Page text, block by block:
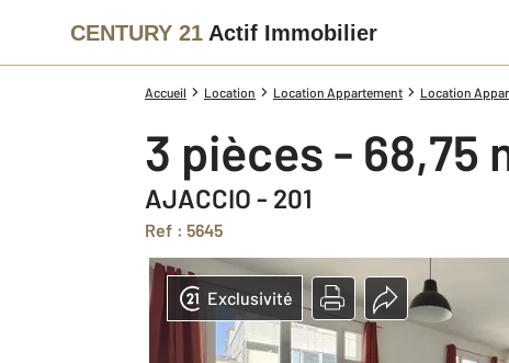
CENTURY 21 Actif Immobilier
Accueil Location Location Appartement Location
3 pièces - 68,75
AJACCIO - 201
Ref : 5645
Exclusivité